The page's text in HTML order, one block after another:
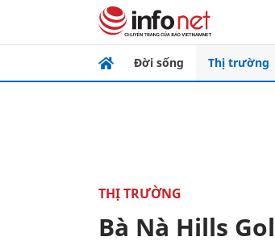
Đời sống Thị trường
THỊ TRƯỜNG
Bà Nà Hills